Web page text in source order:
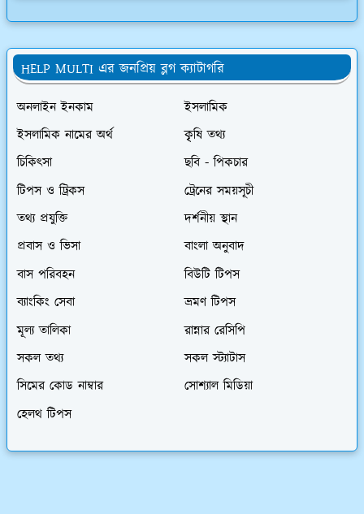
HELP MULTI এর জনপ্রিয় ব্লগ ক্যাটাগরি
অনলাইন ইনকাম
ইসলামিক
ইসলামিক নামের অর্থ
কৃৃষি তথ্য
চিকিৎসা
ছবি - পিকচার
টিপস ও ট্রিকস
ট্রেনের সময়সূচী
তথ্য প্রযুক্তি
দর্শনীয় স্থান
প্রবাস ও ভিসা
বাংলা অনুবাদ
বাস পরিবহন
বিউটি টিপস
ব্যাংকিং সেবা
ভ্রমণ টিপস
মূল্য তালিকা
রান্নার রেসিপি
সকল তথ্য
সকল স্ট্যাটাস
সিমের কোড নাম্বার
সোশ্যাল মিডিয়া
হেলথ টিপস